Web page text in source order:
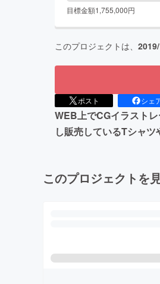
目標金額1,755,000円
このプロジェクトは、
ポスト シェ
WEB上でCGイラスト
し販売しているTシャ
このプロジェクトを